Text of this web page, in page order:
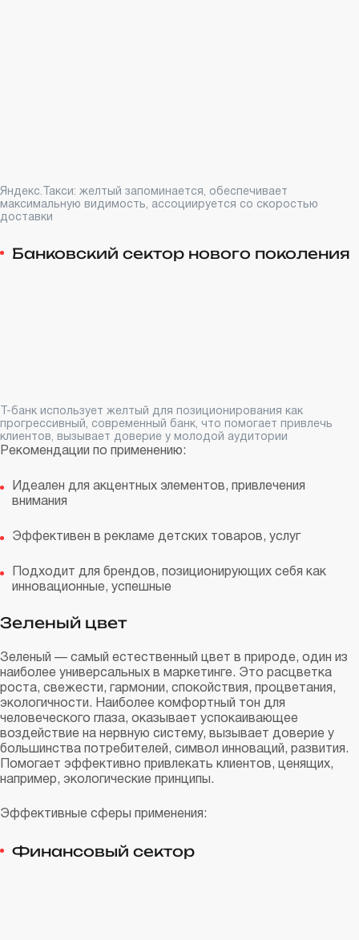
Яндекс.Такси: желтый запоминается, обеспечивает
максимальную видимость, ассоциируется со скоростью
доставки
Банковский сектор нового поколения
Т-банк использует желтый для позиционирования как
прогрессивный, современный банк, что помогает привлечь
клиентов, вызывает доверие у молодой аудитории
Рекомендации по применению:
Идеален для акцентных элементов, привлечения
внимания
Эффективен в рекламе детских товаров, услуг
Подходит для брендов, позиционирующих себя как
инновационные, успешные
Зеленый цвет
Зеленый — самый естественный цвет в природе, один из
наиболее универсальных в маркетинге. Это расцветка
роста, свежести, гармонии, спокойствия, процветания,
экологичности. Наиболее комфортный тон для
человеческого глаза, оказывает успокаивающее
воздействие на нервную систему, вызывает доверие у
большинства потребителей, символ инноваций, развития.
Помогает эффективно привлекать клиентов, ценящих,
например, экологические принципы.
Эффективные сферы применения:
Финансовый сектор